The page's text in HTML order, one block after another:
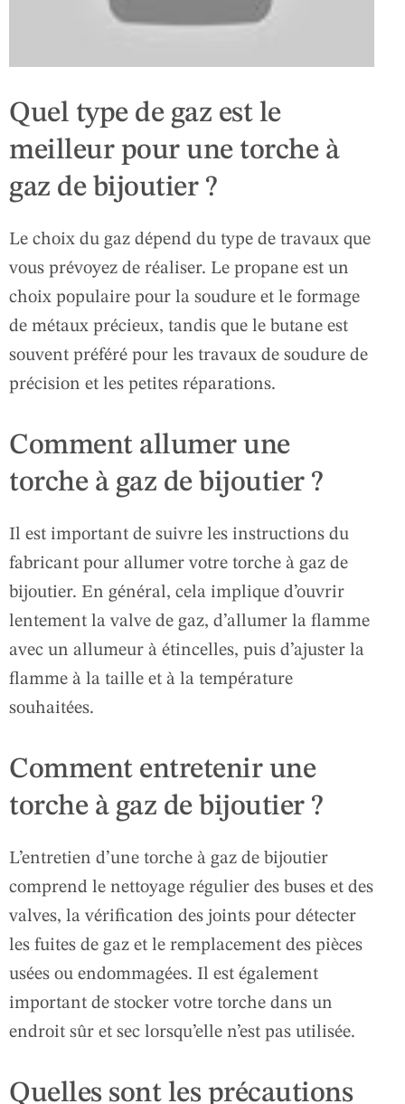
Quel type de gaz est le
meilleur pour une torche à
gaz de bijoutier ?
Le choix du gaz dépend du type de travaux que
vous prévoyez de réaliser. Le propane est un
choix populaire pour la soudure et le formage
de métaux précieux, tandis que le butane est
souvent préféré pour les travaux de soudure de
précision et les petites réparations.
Comment allumer une
torche à gaz de bijoutier ?
Il est important de suivre les instructions du
fabricant pour allumer votre torche à gaz de
bijoutier. En général, cela implique d’ouvrir
lentement la valve de gaz, d’allumer la flamme
avec un allumeur à étincelles, puis d’ajuster la
flamme à la taille et à la température
souhaitées.
Comment entretenir une
torche à gaz de bijoutier ?
L’entretien d’une torche à gaz de bijoutier
comprend le nettoyage régulier des buses et des
valves, la vérification des joints pour détecter
les fuites de gaz et le remplacement des pièces
usées ou endommagées. Il est également
important de stocker votre torche dans un
endroit sûr et sec lorsqu’elle n’est pas utilisée.
Quelles sont les précautions